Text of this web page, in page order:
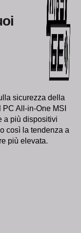
sicurezza della
All-in-One MSI
a più dispositivi
così la tendenza a
più elevata.